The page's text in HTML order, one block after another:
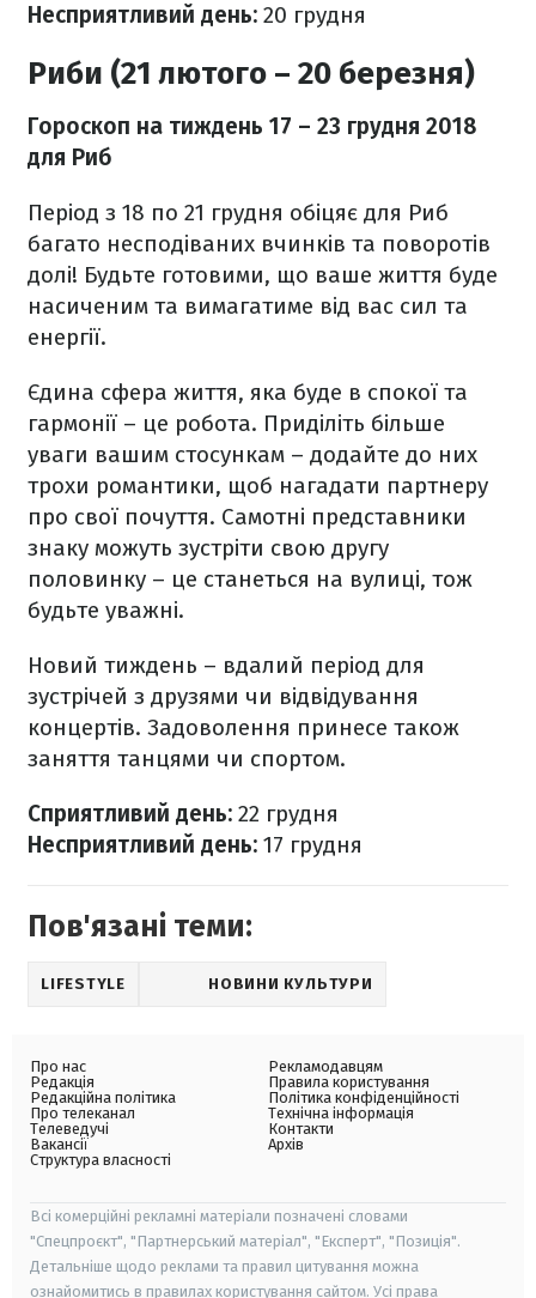
Несприятливий день: 20 грудня
Риби (21 лютого – 20 березня)
Гороскоп на тиждень 17 – 23 грудня 2018
для Риб
Період з 18 по 21 грудня обіцяє для Риб
багато несподіваних вчинків та поворотів
долі! Будьте готовими, що ваше життя буде
насиченим та вимагатиме від вас сил та
енергії.
Єдина сфера життя, яка буде в спокої та
гармонії – це робота. Приділіть більше
уваги вашим стосункам – додайте до них
трохи романтики, щоб нагадати партнеру
про свої почуття. Самотні представники
знаку можуть зустріти свою другу
половинку – це станеться на вулиці, тож
будьте уважні.
Новий тиждень – вдалий період для
зустрічей з друзями чи відвідування
концертів. Задоволення принесе також
заняття танцями чи спортом.
Сприятливий день: 22 грудня
Несприятливий день: 17 грудня
Пов'язані теми:
LIFESTYLE НОВИНИ КУЛЬТУРИ
Про нас
Редакція
Редакційна політика
Про телеканал
Телеведучі
Вакансії
Структура власності
Рекламодавцям
Правила користування
Політика конфіденційності
Технічна інформація
Контакти
Архів
Всі комерційні рекламні матеріали позначені словами
"Спецпроєкт", "Партнерський матеріал", "Експерт", "Позиція".
Детальніше щодо реклами та правил цитування можна
ознайомитись в правилах користування сайтом. Усі права